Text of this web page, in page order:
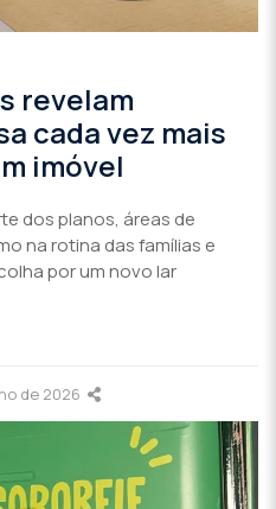
revelam
cada vez mais
imóvel
dos planos, áreas de
na rotina das famílias e
por um novo lar
de 2026